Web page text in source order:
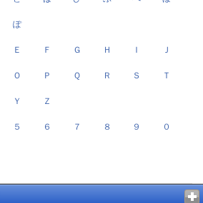
ぽ
Ｅ Ｆ Ｇ Ｈ Ｉ Ｊ
Ｏ Ｐ Ｑ Ｒ Ｓ Ｔ
Ｙ Ｚ
５ ６ ７ ８ ９ ０